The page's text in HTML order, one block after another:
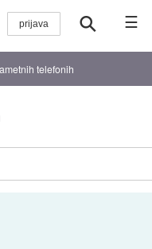
☰
telefonih